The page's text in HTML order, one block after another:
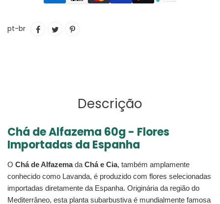
o
pt-br
COMPARTILHAR
TUITARINCLUIR
Descrição
Chá de Alfazema 60g - Flores
Importadas da Espanha
O Chá de Alfazemada Chá e Cia, também amplamente
conhecido como Lavanda, é produzido com flores selecionadas
importadas diretamente da Espanha. Originária da região do
Mediterrâneo, esta planta subarbustiva é mundialmente famosa